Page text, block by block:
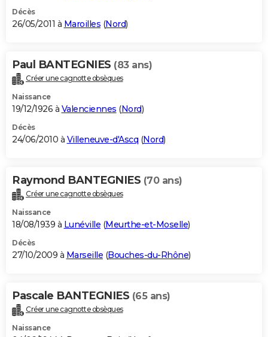
Décès
26/05/2011 à Maroilles (Nord)
Paul BANTEGNIES (83 ans)
Créer une cagnotte obsèques
Naissance
19/12/1926 à Valenciennes (Nord)
Décès
24/06/2010 à Villeneuve-d'Ascq (Nord)
Raymond BANTEGNIES (70 ans)
Créer une cagnotte obsèques
Naissance
18/08/1939 à Lunéville (Meurthe-et-Moselle)
Décès
27/10/2009 à Marseille (Bouches-du-Rhône)
Pascale BANTEGNIES (65 ans)
Créer une cagnotte obsèques
Naissance